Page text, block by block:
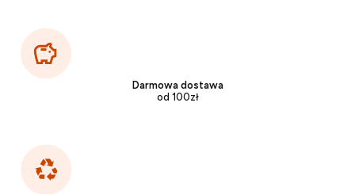
Darmowa dostawa
od 100zł